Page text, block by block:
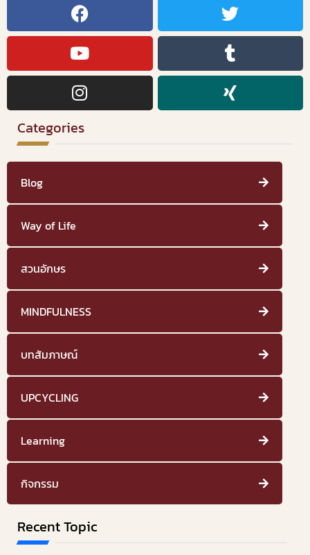
Categories
Blog
Way of Life
สวนอักษร
MINDFULNESS
บทสัมภาษณ์
UPCYCLING
Learning
กิจกรรม
Recent Topic